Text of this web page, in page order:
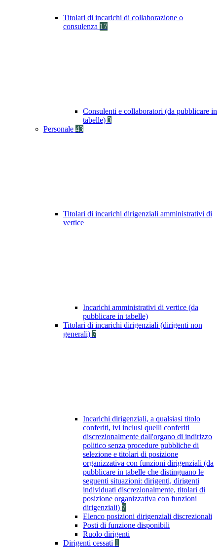
Titolari di incarichi di collaborazione o
consulenza 17
Consulenti e collaboratori (da pubblicare in
tabelle) 3
Personale 43
Titolari di incarichi dirigenziali amministrativi di
vertice
Incarichi amministrativi di vertice (da
pubblicare in tabelle)
Titolari di incarichi dirigenziali (dirigenti non
generali) 7
Incarichi dirigenziali, a qualsiasi titolo
conferiti, ivi inclusi quelli conferiti
discrezionalmente dall'organo di indirizzo
politico senza procedure pubbliche di
selezione e titolari di posizione
organizzativa con funzioni dirigenziali (da
pubblicare in tabelle che distinguano le
seguenti situazioni: dirigenti, dirigenti
individuati discrezionalmente, titolari di
posizione organizzativa con funzioni
dirigenziali) 7
Elenco posizioni dirigenziali discrezionali
Posti di funzione disponibili
Ruolo dirigenti
Dirigenti cessati 1